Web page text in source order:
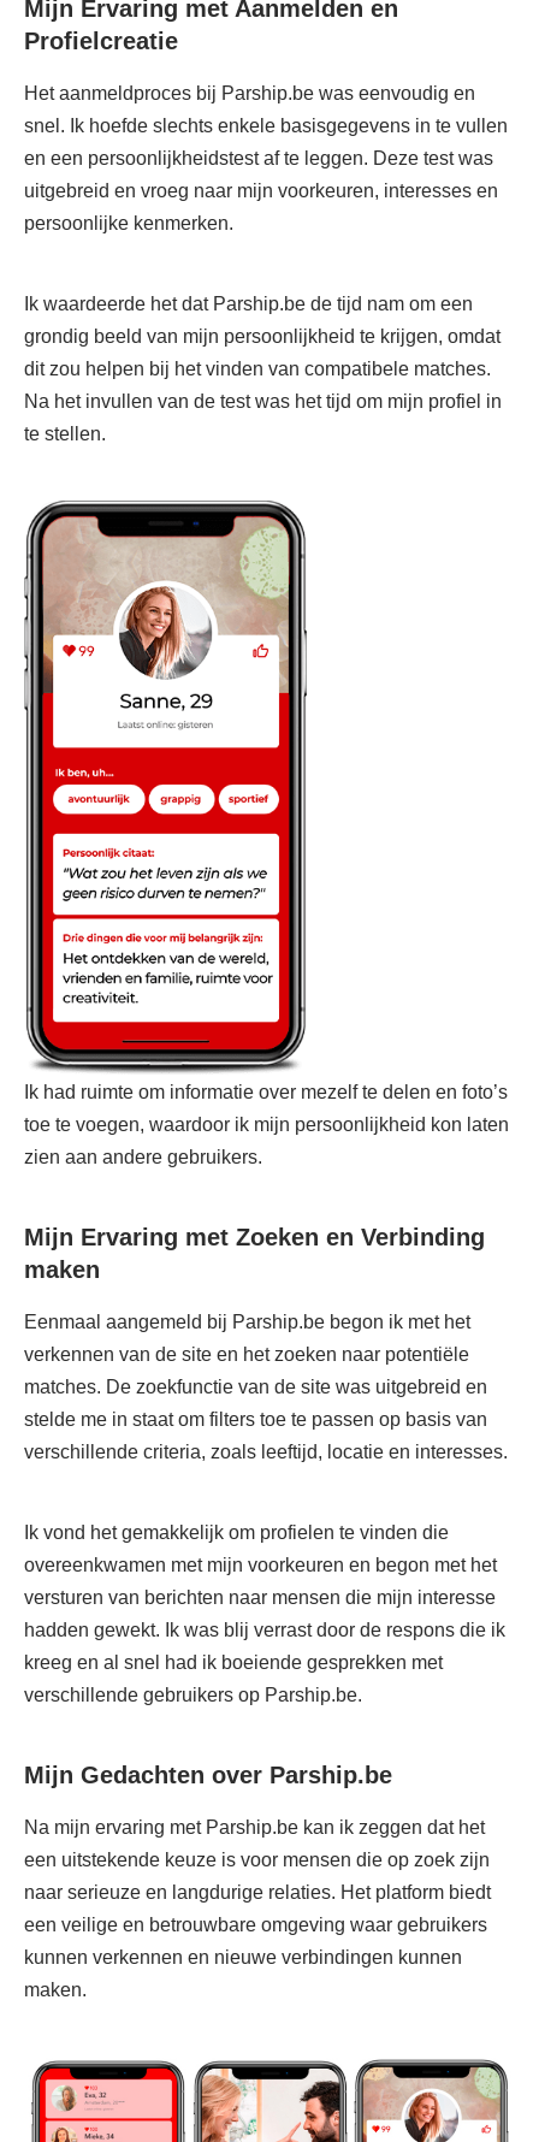
Mijn Ervaring met Aanmelden en
Profielcreatie
Het aanmeldproces bij Parship.be was eenvoudig en
snel. Ik hoefde slechts enkele basisgegevens in te vullen
en een persoonlijkheidstest af te leggen. Deze test was
uitgebreid en vroeg naar mijn voorkeuren, interesses en
persoonlijke kenmerken.
Ik waardeerde het dat Parship.be de tijd nam om een
grondig beeld van mijn persoonlijkheid te krijgen, omdat
dit zou helpen bij het vinden van compatibele matches.
Na het invullen van de test was het tijd om mijn profiel in
te stellen.
Ik had ruimte om informatie over mezelf te delen en foto’s
toe te voegen, waardoor ik mijn persoonlijkheid kon laten
zien aan andere gebruikers.
Mijn Ervaring met Zoeken en Verbinding
maken
Eenmaal aangemeld bij Parship.be begon ik met het
verkennen van de site en het zoeken naar potentiële
matches. De zoekfunctie van de site was uitgebreid en
stelde me in staat om filters toe te passen op basis van
verschillende criteria, zoals leeftijd, locatie en interesses.
Ik vond het gemakkelijk om profielen te vinden die
overeenkwamen met mijn voorkeuren en begon met het
versturen van berichten naar mensen die mijn interesse
hadden gewekt. Ik was blij verrast door de respons die ik
kreeg en al snel had ik boeiende gesprekken met
verschillende gebruikers op Parship.be.
Mijn Gedachten over Parship.be
Na mijn ervaring met Parship.be kan ik zeggen dat het
een uitstekende keuze is voor mensen die op zoek zijn
naar serieuze en langdurige relaties. Het platform biedt
een veilige en betrouwbare omgeving waar gebruikers
kunnen verkennen en nieuwe verbindingen kunnen
maken.